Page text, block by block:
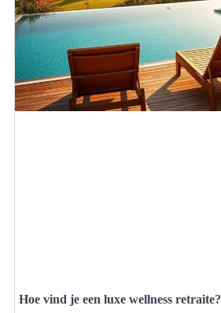
Hoe vind je een luxe wellness retraite?